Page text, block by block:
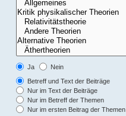
Ja
Nein
Betreff und Text der Beiträge
Nur im Text der Beiträge
Nur im Betreff der Themen
Nur im ersten Beitrag der Themen